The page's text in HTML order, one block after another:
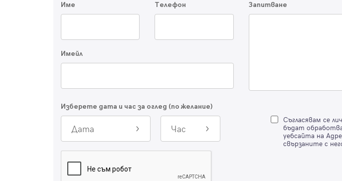
Име Телефон
Имейл
Запитване
Изберете дата и час за оглед (по желание)
Дата Час
Съгласявам се
бъдат
уебсайта на
свързаните с